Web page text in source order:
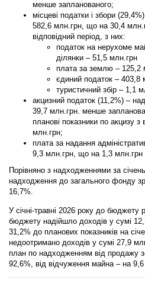
менше запланованого;
місцеві податки і збори (29,4%)
582,6 млн.грн, що на 30,4
відповідний період, з них:
податок на нерухоме
ділянки – 51,5 млн.грн
плата за землю – 125,2
єдиний податок – 403,8
туристичний збір – 1,1
акцизний податок (11,2%) –
39,7 млн.грн. менше
планові показники по акцизу
млн.грн;
плата за надання
9,3 млн.грн, що на 1,3 млн.грн
Порівняно з надходженнями за
надходження до загального фонду
16,7%.
У січні-травні 2026 року до бюджету
бюджету надійшло доходів у сумі
31,2% до планових показників на
недоотримано доходів у сумі 27,9
план по надходженням від продажу
92,6%, від відчуження майна – на